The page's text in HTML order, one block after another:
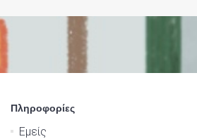
Πληροφορίες
Εμείς